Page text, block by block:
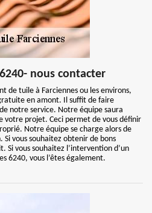
nous contacter
de tuile à Farciennes ou les environs,
en amont. Il suffit de faire
notre service. Notre équipe saura
votre projet. Ceci permet de vous définir
Notre équipe se charge alors de
Si vous souhaitez obtenir de bons
Si vous souhaitez l’intervention d’un
6240, vous l’êtes également.